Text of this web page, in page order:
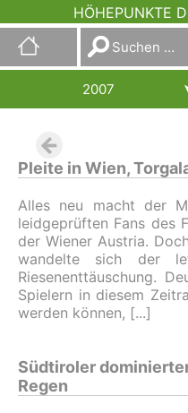
HÖHEPUNKTE
Suchen
nach:
2007
Pleite in Wien,
Alles neu macht der
leidgeprüften Fans des
der Wiener Austria.
wandelte sich der
Riesenenttäuschung.
Spielern in diesem
werden können,
Südtiroler
Regen